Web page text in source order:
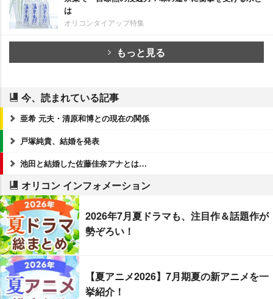
は
オリコンタイアップ特集
もっと見る
今、読まれている記事
亜希 元夫・清原和博との現在の関係
戸塚純貴、結婚を発表
池田と結婚した佐藤佳奈アナとは…
オリコン インフォメーション
2026年7月夏ドラマも、注目作＆話題作が
勢ぞろい！
【夏アニメ2026】7月期夏の新アニメを一
挙紹介！